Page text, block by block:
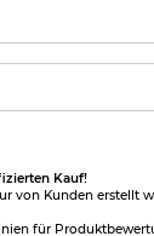
Kauf!
von Kunden erstellt
für